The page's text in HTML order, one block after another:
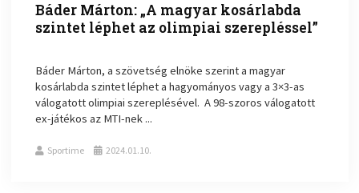
Báder Márton: „A magyar kosárlabda
szintet léphet az olimpiai szerepléssel”
Báder Márton, a szövetség elnöke szerint a magyar
kosárlabda szintet léphet a hagyományos vagy a 3×3-as
válogatott olimpiai szereplésével. A 98-szoros válogatott
ex-játékos az MTI-nek ...
Sportime 2024.01.10.